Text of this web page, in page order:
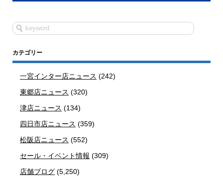
カテゴリー
一宮インター店ニュース (242)
東郷店ニュース (320)
津店ニュース (134)
四日市店ニュース (359)
松阪店ニュース (552)
セール・イベント情報 (309)
店舗ブログ (5,250)